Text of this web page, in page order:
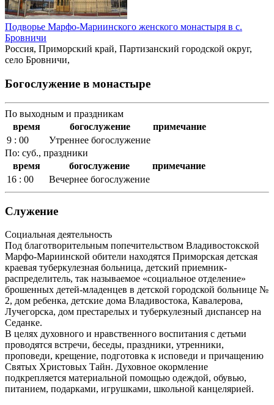
Подворье Марфо-Мариинского женского монастыря в с.
Бровничи
Россия, Приморский край, Партизанский городской округ,
село Бровничи,
Богослужение в монастыре
По выходным и праздникам
время
богослужение
примечание
9 : 00
Утреннее богослужение
По: суб., праздники
время
богослужение
примечание
16 : 00
Вечернее богослужение
Служение
Социальная деятельность
Под благотворительным попечительством Владивостокской
Марфо-Мариинской обители находятся Приморская детская
краевая туберкулезная больница, детский приемник-
распределитель, так называемое «социальное отделение»
брошенных детей-младенцев в детской городской больнице №
2, дом ребенка, детские дома Владивостока, Кавалерова,
Лучегорска, дом престарелых и туберкулезный диспансер на
Седанке.
В целях духовного и нравственного воспитания с детьми
проводятся встречи, беседы, праздники, утренники,
проповеди, крещение, подготовка к исповеди и причащению
Святых Христовых Тайн. Духовное окормление
подкрепляется материальной помощью одеждой, обувью,
питанием, подарками, игрушками, школьной канцелярией.